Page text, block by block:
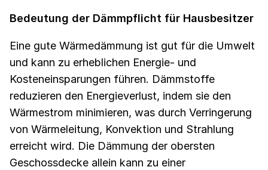
Bedeutung der Dämmpflicht für Hausbesitzer
Eine gute Wärmedämmung ist gut für die Umwelt
und kann zu erheblichen Energie- und
Kosteneinsparungen führen. Dämmstoffe
reduzieren den Energieverlust, indem sie den
Wärmestrom minimieren, was durch Verringerung
von Wärmeleitung, Konvektion und Strahlung
erreicht wird. Die Dämmung der obersten
Geschossdecke allein kann zu einer